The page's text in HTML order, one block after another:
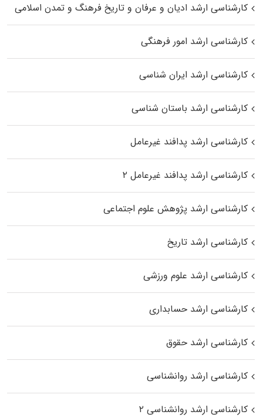
کارشناسی ارشد ادیان و عرفان و تاریخ فرهنگ و تمدن اسلامی
کارشناسی ارشد امور فرهنگی
کارشناسی ارشد ایران شناسی
کارشناسی ارشد باستان شناسی
کارشناسی ارشد پدافند غیرعامل
کارشناسی ارشد پدافند غیرعامل ۲
کارشناسی ارشد پژوهش علوم اجتماعی
کارشناسی ارشد تاریخ
کارشناسی ارشد علوم ورزشی
کارشناسی ارشد حسابداری
کارشناسی ارشد حقوق
کارشناسی ارشد روانشناسی
کارشناسی ارشد روانشناسی ۲